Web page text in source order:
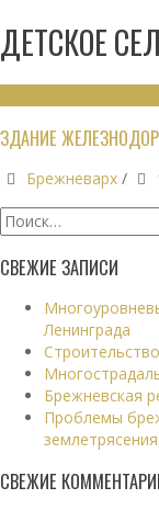
ДЕТСКОЕ
ЗДАНИЕ
Брежневарх /
Найти:
СВЕЖИЕ ЗАПИСИ
Ленинграда
Брежневская
Проблемы
СВЕЖИЕ